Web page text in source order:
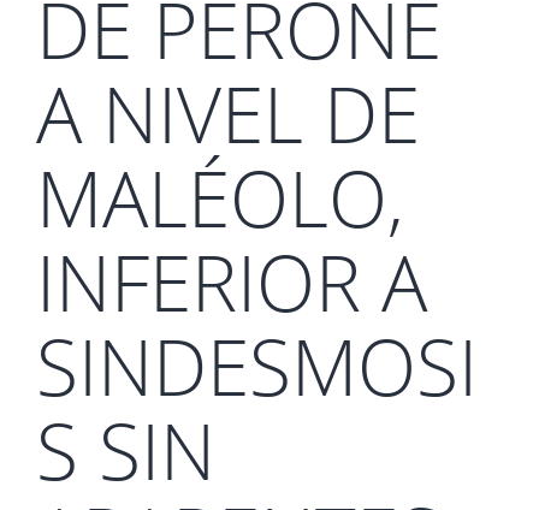
DE PERONÉ
A NIVEL DE
MALÉOLO,
INFERIOR A
SINDESMOSI
S SIN